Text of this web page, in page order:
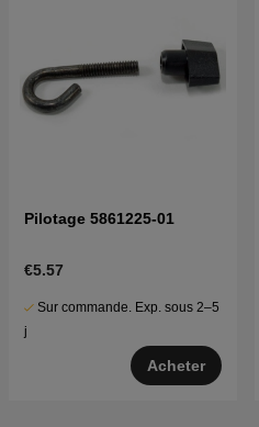
Pilotage 5861225-01
€5.57
Sur commande. Exp. sous 2–5
j
Acheter